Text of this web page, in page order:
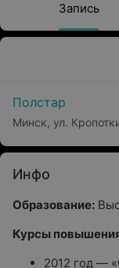
Запись
Полстар
Минск, ул.
Инфо
Образование:
Курсы
2012 год —